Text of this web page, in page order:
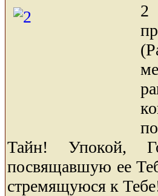
2
Тайн! Упокой,
посвящавшую ее
стремящуюся к